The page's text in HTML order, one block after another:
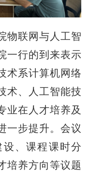
物联网与人工智
一行的到来表示
术系计算机网络
术、人工智能技
业在人才培养及
一步提升。会议
、课程课时分
培养方向等议题